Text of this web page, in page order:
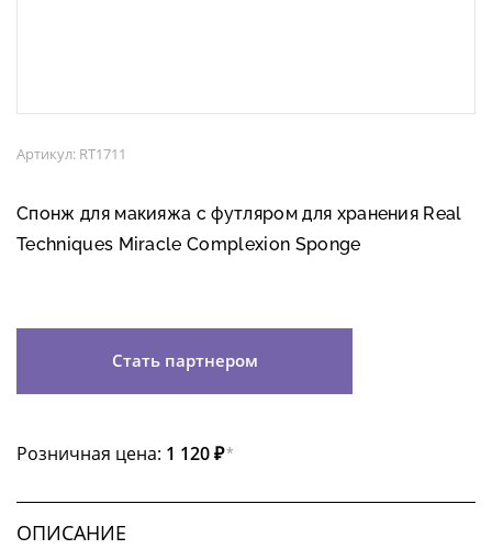
Артикул: RT1711
Спонж для макияжа с футляром для хранения Real
Techniques Miracle Complexion Sponge
Стать партнером
Розничная цена: 1 120 ₽*
ОПИСАНИЕ